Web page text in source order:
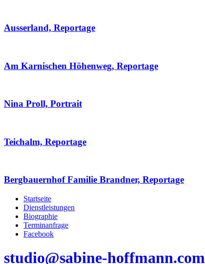
Ausserland, Reportage
Am Karnischen Höhenweg, Reportage
Nina Proll, Portrait
Teichalm, Reportage
Bergbauernhof Familie Brandner, Reportage
Startseite
Dienstleistungen
Biographie
Terminanfrage
Facebook
studio@sabine-hoffmann.com